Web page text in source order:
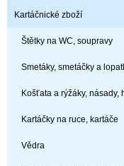
Kartáčnické zboží
Štětky na WC, soupravy
Smetáky, smetáčky a
Košťata a rýžáky, násady,
Kartáčky na ruce, kartáče
Vědra